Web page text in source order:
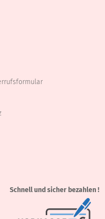
Schnell und sicher bezahlen !